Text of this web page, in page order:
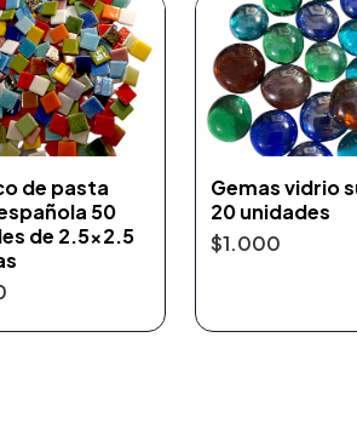
de pasta
50
de 2.5x2.5
Gemas vidrio
20 unidades
$1.000